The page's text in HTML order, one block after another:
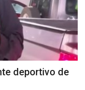
deportivo de